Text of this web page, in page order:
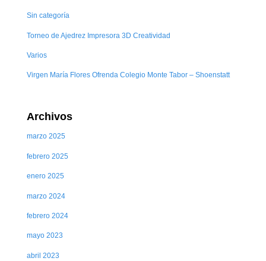
Sin categoría
Torneo de Ajedrez Impresora 3D Creatividad
Varios
Virgen María Flores Ofrenda Colegio Monte Tabor – Shoenstatt
Archivos
marzo 2025
febrero 2025
enero 2025
marzo 2024
febrero 2024
mayo 2023
abril 2023